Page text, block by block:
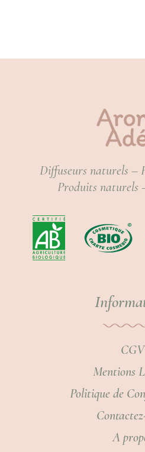
Diffuseurs naturels –
Produits naturels
CGV
Mentions
Politique de
A